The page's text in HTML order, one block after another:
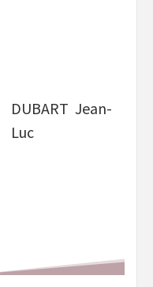
DUBART Jean-
Luc